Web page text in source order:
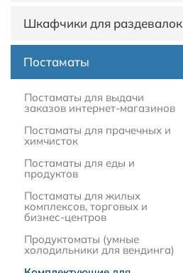
Автоматические камеры
(серия Locker Bar)
Камеры хранения и смарт-
шкафы с UHF считывателем
хранения
Замки для ячеек камер
хранения и локеров
Шкафчики для раздевалок
раздевалок
раздевалок с электронным
замком
Камеры хранения с кодовым
замком
Скамейки и лавки для
раздевалок
Шкафчики для раздевалок из
ЛДСП, ДСП и HPL
Шкафы для спортивных
Z-образные шкафчики для
Секционные шкафы для
раздевалок
Односекционные шкафы
Шкафчики для раздевалок
фитнес клубов
Постаматы
Постаматы для выдачи
заказов интернет-магазинов
Постаматы для прачечных и
химчисток
Постаматы для еды и
продуктов
Постаматы для жилых
комплексов, торговых и
бизнес-центров
Продуктоматы (умные
холодильники для вендинга)